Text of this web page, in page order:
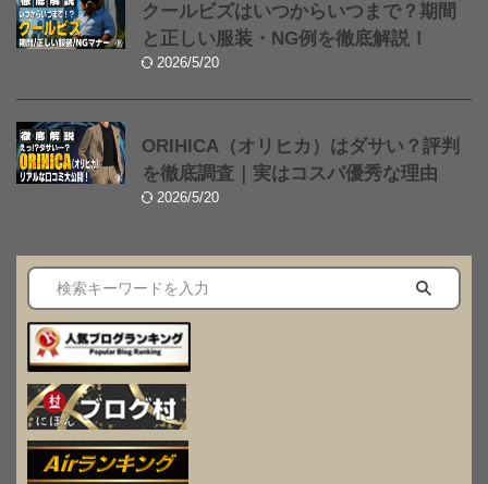
クールビズはいつからいつまで？期間
と正しい服装・NG例を徹底解説！
2026/5/20
ORIHICA（オリヒカ）はダサい？評判
を徹底調査｜実はコスパ優秀な理由
2026/5/20